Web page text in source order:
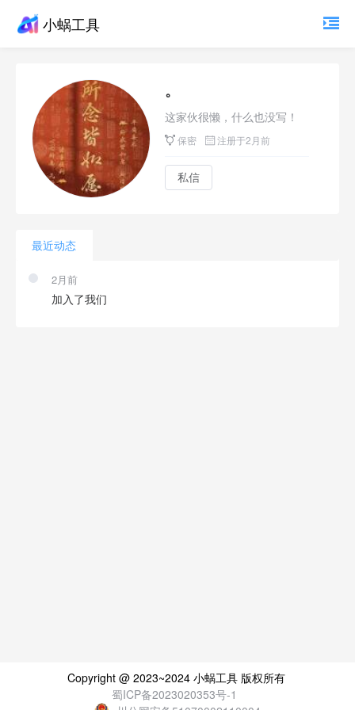
小蜗工具
。
这家伙很懒，什么也没写！
保密 注册于2月前
私信
最近动态
2月前
加入了我们
Copyright @ 2023~2024 小蜗工具 版权所有
蜀ICP备2023020353号-1